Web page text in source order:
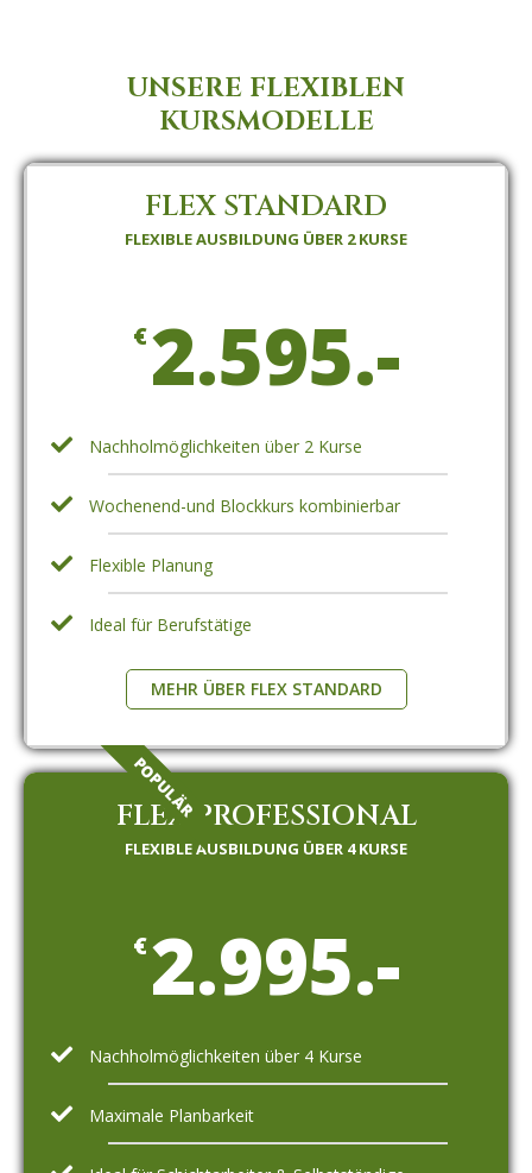
UNSERE FLEXIBLEN
KURSMODELLE
FLEX STANDARD
FLEXIBLE AUSBILDUNG ÜBER 2 KURSE
€2.595.-
Nachholmöglichkeiten über 2 Kurse
Wochenend-und Blockkurs kombinierbar
Flexible Planung
Ideal für Berufstätige
MEHR ÜBER FLEX STANDARD
POPULÄR
FLEX PROFESSIONAL
FLEXIBLE AUSBILDUNG ÜBER 4 KURSE
€2.995.-
Nachholmöglichkeiten über 4 Kurse
Maximale Planbarkeit